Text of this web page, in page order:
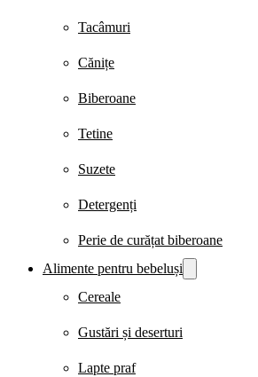
Tacâmuri
Cănițe
Biberoane
Tetine
Suzete
Detergenți
Perie de curățat biberoane
Alimente pentru bebeluși
Cereale
Gustări și deserturi
Lapte praf